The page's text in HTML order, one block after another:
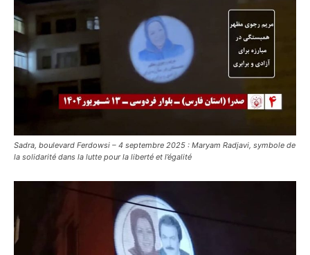
Sadra, boulevard Ferdowsi – 4 septembre 2025 : Maryam Radjavi, symbole de
la solidarité dans la lutte pour la liberté et l’égalité